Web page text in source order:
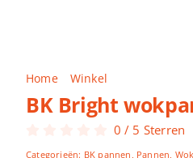
Home Winkel
BK Bright
0 / 5 Sterren
Categorieën: BK pannen , Pannen,